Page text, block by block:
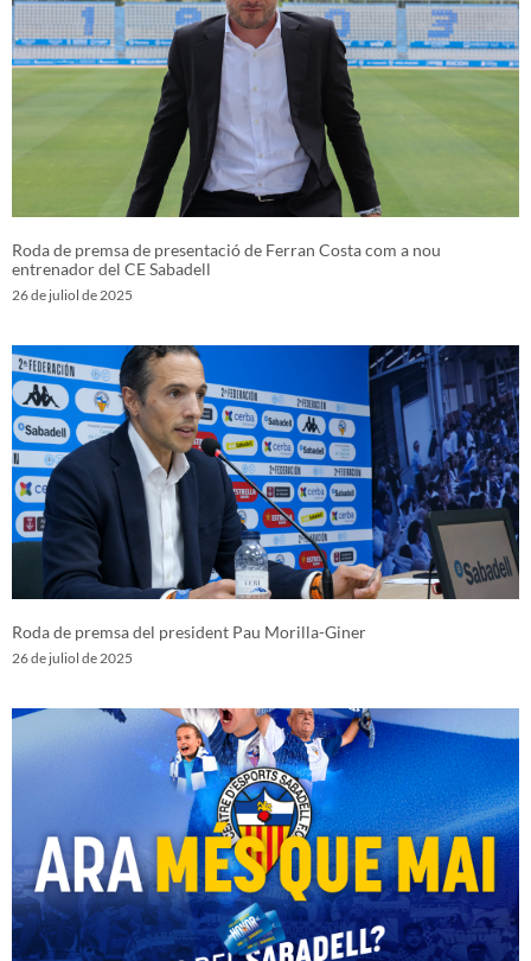
Roda de premsa de presentació de Ferran Costa com a nou
entrenador del CE Sabadell
26 de juliol de 2025
Roda de premsa del president Pau Morilla-Giner
26 de juliol de 2025